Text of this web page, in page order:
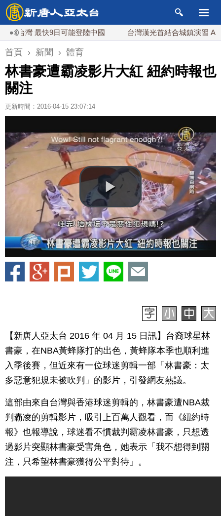
最快9日可能登陸中國 台灣漢光首結合城鎮演習 AIT連續
首頁 › 新聞 › 體育
林書豪遭霸凌影片大紅 紐約時報也
關注
更新時間：2016-04-15 23:07:14
【新唐人亞太台 2016 年 04 月 15 日訊】台裔球星林
書豪，在NBA黃蜂隊打的出色，黃蜂隊本季也順利進
入季後賽，但近來有一位球迷剪輯一部「林書豪：太
多惡意犯規未被吹判」的影片，引發網友熱議。
這部由來自台灣與香港球迷剪輯的，林書豪遭NBA裁
判霸凌的剪輯影片，吸引上百萬人觀看，而《紐約時
報》也報導說，球迷看不慣裁判霸凌林書豪，只想透
過影片突顯林書豪受害角色，她表示「我不想得到關
注，只希望林書豪獲得公平對待」。